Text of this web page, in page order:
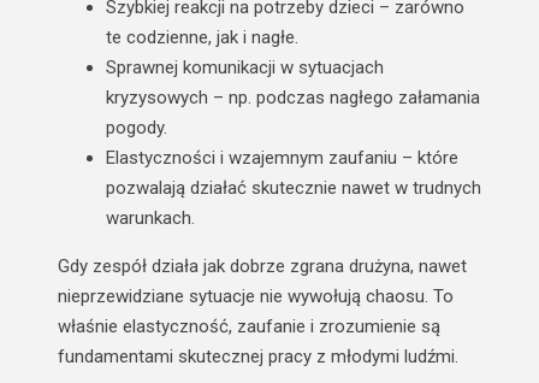
Szybkiej reakcji na potrzeby dzieci – zarówno
te codzienne, jak i nagłe.
Sprawnej komunikacji w sytuacjach
kryzysowych – np. podczas nagłego załamania
pogody.
Elastyczności i wzajemnym zaufaniu – które
pozwalają działać skutecznie nawet w trudnych
warunkach.
Gdy zespół działa jak dobrze zgrana drużyna, nawet
nieprzewidziane sytuacje nie wywołują chaosu. To
właśnie elastyczność, zaufanie i zrozumienie są
fundamentami skutecznej pracy z młodymi ludźmi.